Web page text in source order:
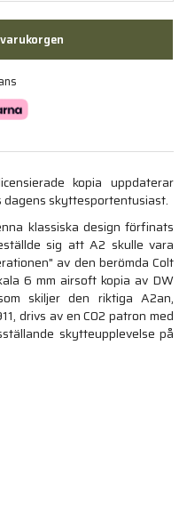
kopia uppdaterar
dagens skyttesportentusiast.
klassiska design förfinats
sig att A2 skulle vara
av den berömda Colt
6 mm airsoft kopia av DW
skiljer den riktiga A2an,
drivs av en C02 patron med
skytteupplevelse på